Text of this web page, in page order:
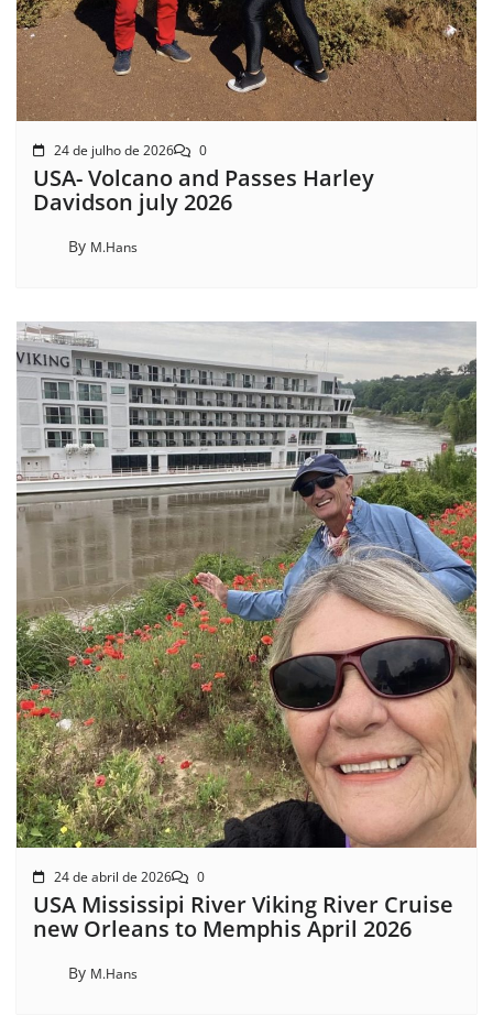
24 de julho de 2026 0
USA- Volcano and Passes Harley
Davidson july 2026
By M.Hans
24 de abril de 2026 0
USA Mississipi River Viking River Cruise
new Orleans to Memphis April 2026
By M.Hans